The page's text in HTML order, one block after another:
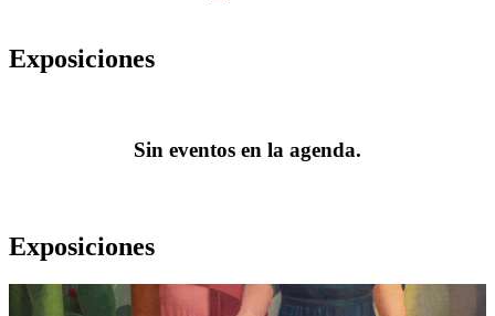
Exposiciones
Sin eventos en la agenda.
Exposiciones